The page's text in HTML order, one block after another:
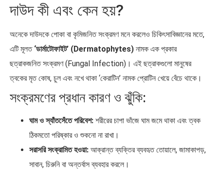
বাংলাদেশ,…
উৎসবে…
দাউদ কী এবং কেন হয়?
অনেকে দাউদকে পোকা বা কৃমিজনিত সংক্রমণ মনে করলেও চিকিৎসাবিজ্ঞানের মতে,
এটি মূলত ‘ডার্মাটোফাইট’ (Dermatophytes) নামক এক প্রকার
ছত্রাকজনিত সংক্রমণ (Fungal Infection)। এই ছত্রাকগুলো মানুষের
ত্বকের মৃত কোষ, চুল এবং নখে থাকা ‘কেরাটিন’ নামক প্রোটিন খেয়ে বেঁচে থাকে।
সংক্রমণের প্রধান কারণ ও ঝুঁকি:
ঘাম ও স্যাঁতসেঁতে পরিবেশ: শরীরের চাপা ভাঁজে ঘাম জমে থাকা এবং ত্বক
ঠিকমতো পরিষ্কার ও শুকনো না রাখা।
সরাসরি সংক্রামিত হওয়া: আক্রান্ত ব্যক্তির ব্যবহৃত তোয়ালে, জামাকাপড়,
সাবান, চিরুনি বা অন্তর্বাস ব্যবহার করলে।